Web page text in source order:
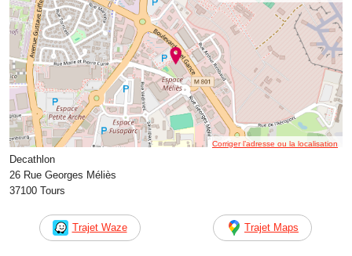
Corriger l’adresse ou la localisation
Decathlon
26 Rue Georges Méliès
37100 Tours
Trajet Waze Trajet Maps